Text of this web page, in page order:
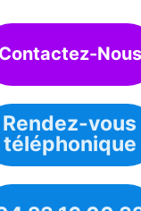
Contactez-Nous
Rendez-vous
téléphonique